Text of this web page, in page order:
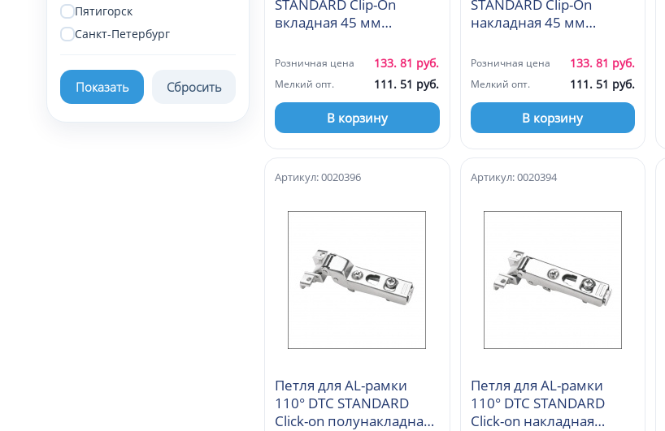
Пятигорск
Санкт-Петербург
STANDARD Clip-On
вкладная 45 мм
Розничная цена 133. 81 руб.
Мелкий опт. 111. 51 руб.
В корзину
STANDARD Clip-On
накладная 45 мм
Розничная цена 133. 81 руб.
Мелкий опт. 111. 51 руб.
В корзину
Петля для AL-рамки
110° DTC STANDARD
Click-on полунакладная
Артикул: 0020396
Петля для AL-рамки
110° DTC STANDARD
Click-on накладная
Артикул: 0020394